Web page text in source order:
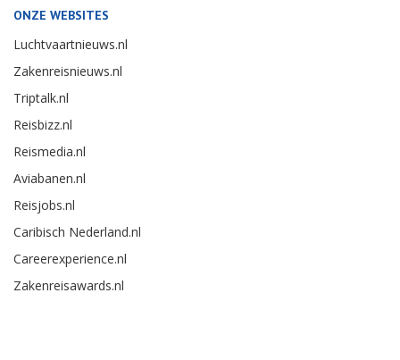
ONZE WEBSITES
Luchtvaartnieuws.nl
Zakenreisnieuws.nl
Triptalk.nl
Reisbizz.nl
Reismedia.nl
Aviabanen.nl
Reisjobs.nl
Caribisch Nederland.nl
Careerexperience.nl
Zakenreisawards.nl